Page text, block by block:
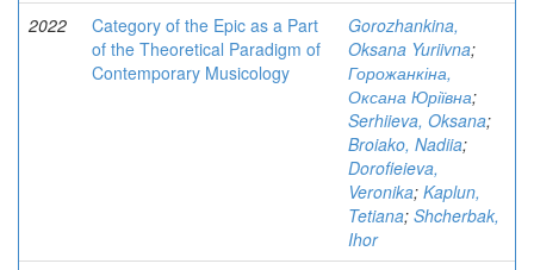
2022
Category of the Epic as a Part
of the Theoretical Paradigm of
Contemporary Musicology
Gorozhankina,
Oksana Yuriivna;
Горожанкіна,
Оксана Юріївна;
Serhiieva, Oksana;
Broiako, Nadiia;
Dorofieieva,
Veronika; Kaplun,
Tetiana; Shcherbak,
Ihor